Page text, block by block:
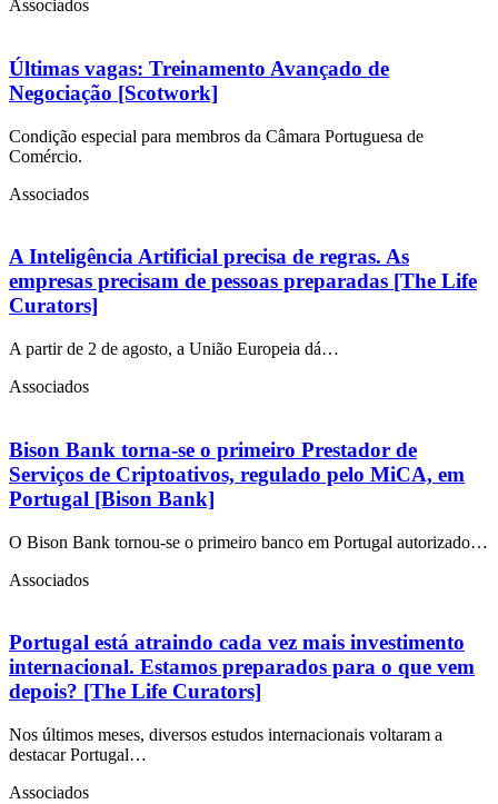
Associados
Últimas vagas: Treinamento Avançado de
Negociação [Scotwork]
Condição especial para membros da Câmara Portuguesa de
Comércio.
Associados
A Inteligência Artificial precisa de regras. As
empresas precisam de pessoas preparadas [The Life
Curators]
A partir de 2 de agosto, a União Europeia dá…
Associados
Bison Bank torna-se o primeiro Prestador de
Serviços de Criptoativos, regulado pelo MiCA, em
Portugal [Bison Bank]
O Bison Bank tornou-se o primeiro banco em Portugal autorizado…
Associados
Portugal está atraindo cada vez mais investimento
internacional. Estamos preparados para o que vem
depois? [The Life Curators]
Nos últimos meses, diversos estudos internacionais voltaram a
destacar Portugal…
Associados